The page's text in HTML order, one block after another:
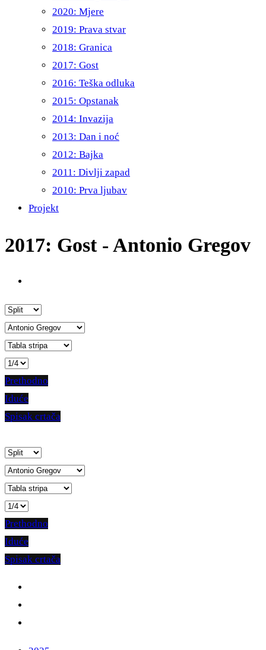
2020: Mjere
2019: Prava stvar
2018: Granica
2017: Gost
2016: Teška odluka
2015: Opstanak
2014: Invazija
2013: Dan i noć
2012: Bajka
2011: Divlji zapad
2010: Prva ljubav
Projekt
2017: Gost - Antonio Gregov
Prethodno
Iduće
Spisak crtača
Prethodno
Iduće
Spisak crtača